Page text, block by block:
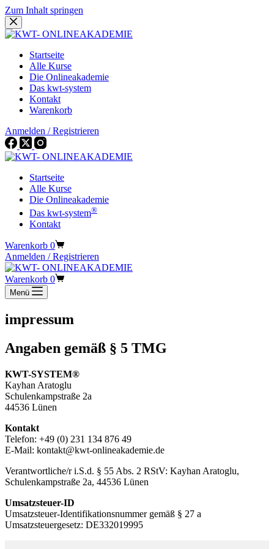
Zum Inhalt springen
Startseite
Alle Kurse
Die Onlineakademie
Das kwt-system
Kontakt
Warenkorb
Anmelden / Registrieren
Startseite
Alle Kurse
Die Onlineakademie
Das kwt-system®
Kontakt
Warenkorb 0
Anmelden / Registrieren
Warenkorb 0
Menü
impressum
Angaben gemäß § 5 TMG
KWT-SYSTEM®
Kayhan Aratoglu
Schulenkampstraße 2a
44536 Lünen
Kontakt
Telefon: +49 (0) 231 134 876 49
E-Mail: kontakt@kwt-onlineakademie.de
Verantwortliche/r i.S.d. § 55 Abs. 2 RStV: Kayhan Aratoglu,
Schulenkampstraße 2a, 44536 Lünen
Umsatzsteuer-ID
Umsatzsteuer-Identifikationsnummer gemäß § 27 a
Umsatzsteuergesetz: DE332019995